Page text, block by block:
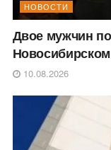
НОВОСТИ
Двое мужчин
Новосибирском
10.08.2026